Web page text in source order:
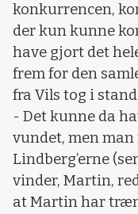
konkurrencen,
der kun kunne
have gjort det
frem for den
fra Vils tog i
- Det kunne da
vundet, men
Lindberg’erne
vinder, Martin,
at Martin har